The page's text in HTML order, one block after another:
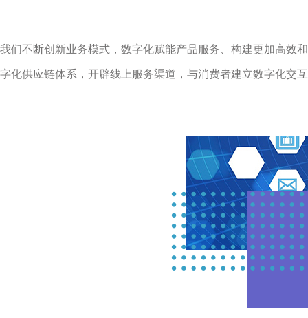
我们不断创新业务模式，数字化赋能产品服务、构建更加高效
字化供应链体系，开辟线上服务渠道，与消费者建立数字化交